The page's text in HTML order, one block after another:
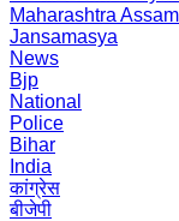
Maharashtra Assam
Jansamasya
News
Bjp
National
Police
Bihar
India
कांग्रेस
बीजेपी